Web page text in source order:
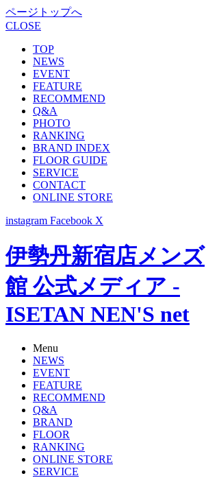
ページトップへ
CLOSE
TOP
NEWS
EVENT
FEATURE
RECOMMEND
Q&A
PHOTO
RANKING
BRAND INDEX
FLOOR GUIDE
SERVICE
CONTACT
ONLINE STORE
instagram Facebook X
伊勢丹新宿店メンズ
館 公式メディア -
ISETAN NEN'S net
Menu
NEWS
EVENT
FEATURE
RECOMMEND
Q&A
BRAND
FLOOR
RANKING
ONLINE STORE
SERVICE